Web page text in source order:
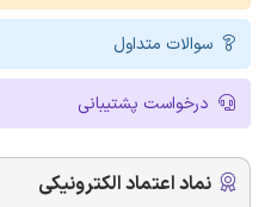
سوالات متداول
درخواست پشتیبانی
نماد اعتماد الکترونیکی